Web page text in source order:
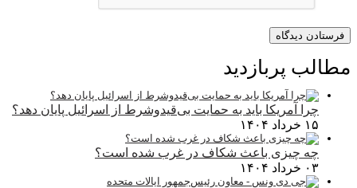
مطالب پربازدید
چرا آمریکا باید به حمایت بی‌قیدوشرط از اسرائیل پایان دهد؟
۱۵ خرداد ۱۴۰۴
چه چیزی باعث شکاف در غرب شده است؟
۰۳ خرداد ۱۴۰۴